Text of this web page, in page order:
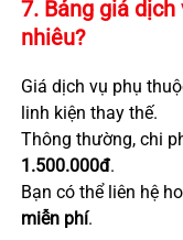
7. Bảng giá
nhiêu?
Giá dịch vụ phụ
linh kiện thay thế.
Thông thường, chi
1.500.000đ.
Bạn có thể liên hệ
miễn phí.